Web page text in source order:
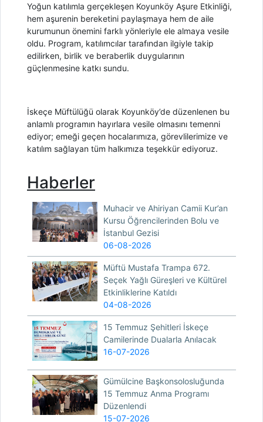
Yoğun katılımla gerçekleşen Koyunköy Aşure Etkinliği,
hem aşurenin bereketini paylaşmaya hem de aile
kurumunun önemini farklı yönleriyle ele almaya vesile
oldu. Program, katılımcılar tarafından ilgiyle takip
edilirken, birlik ve beraberlik duygularının
güçlenmesine katkı sundu.
İskeçe Müftülüğü olarak Koyunköy’de düzenlenen bu
anlamlı programın hayırlara vesile olmasını temenni
ediyor; emeği geçen hocalarımıza, görevlilerimize ve
katılım sağlayan tüm halkımıza teşekkür ediyoruz.
Haberler
Muhacir ve Ahiriyan Camii Kur’an
Kursu Öğrencilerinden Bolu ve
İstanbul Gezisi
06-08-2026
Müftü Mustafa Trampa 672.
Seçek Yağlı Güreşleri ve Kültürel
Etkinliklerine Katıldı
04-08-2026
15 Temmuz Şehitleri İskeçe
Camilerinde Dualarla Anılacak
16-07-2026
Gümülcine Başkonsolosluğunda
15 Temmuz Anma Programı
Düzenlendi
15-07-2026